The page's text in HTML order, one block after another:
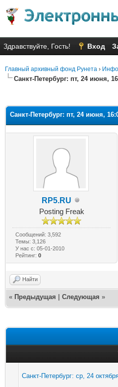
Здравствуйте, Гость! Вход
Главный архивный фонд Рунета ›
Санкт-Петербург: пт, 24 июня,
Санкт-Петербург: пт, 24 июня,
RP5.RU
Posting Freak
Сообщений: 3,592
Темы: 3,126
У нас с: 05-01-2010
Рейтинг:0
Найти
« Предыдущая Следующая »
Санкт-Петербург: ср, 24